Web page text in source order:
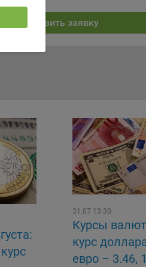
Отправить заявку
31.07 13:30
Курсы
курс
евро – 3.46,